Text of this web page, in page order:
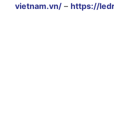
vietnam.vn/ – https://